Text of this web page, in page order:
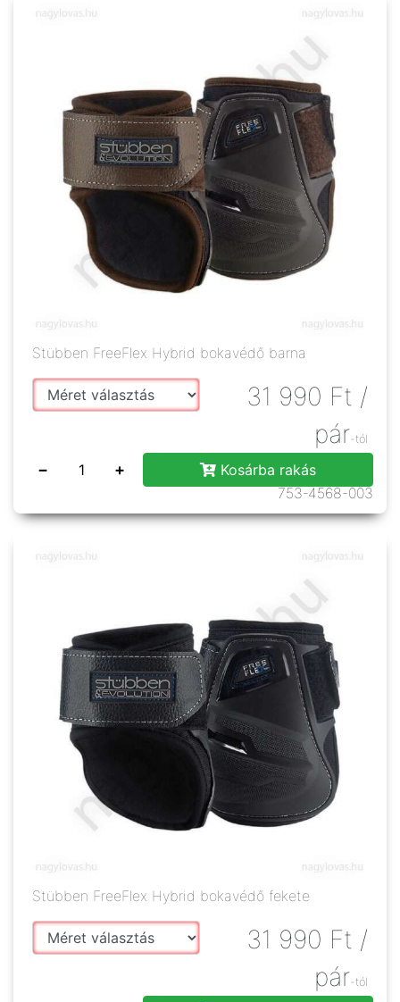
Stübben FreeFlex Hybrid bokavédő barna
31 990 Ft /
pár-tól
− +
Kosárba rakás
753-4568-003
Stübben FreeFlex Hybrid bokavédő fekete
31 990 Ft /
pár-tól